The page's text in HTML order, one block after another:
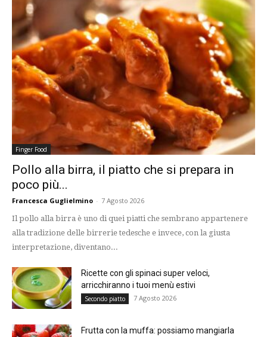
Finger Food
Pollo alla birra, il piatto che si prepara in
poco più...
Francesca Guglielmino - 7 Agosto 2026
Il pollo alla birra è uno di quei piatti che sembrano appartenere
alla tradizione delle birrerie tedesche e invece, con la giusta
interpretazione, diventano...
Ricette con gli spinaci super veloci,
arricchiranno i tuoi menù estivi
Secondo piatto 7 Agosto 2026
Frutta con la muffa: possiamo mangiarla